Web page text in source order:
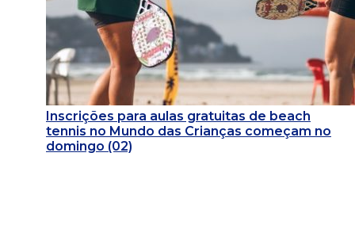
Inscrições para aulas gratuitas de beach
tennis no Mundo das Crianças começam no
domingo (02)